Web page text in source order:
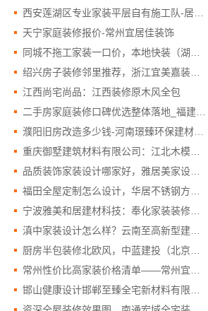
天宁家庭装修报价-常州宜居佳装饰
江西尚宅尚品：江西装修原木风全包